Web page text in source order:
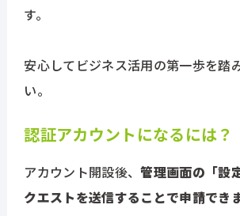
す。
安心してビジネス活用の第一歩を踏
い。
認証アカウントになるには？
アカウント開設後、管理画面の「設
クエストを送信することで申請でき